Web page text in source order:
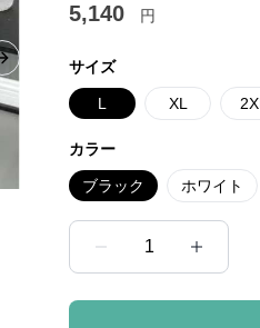
Next slide
5,140 円
サイズ
L XL
カラー
ブラック ホワイト
1